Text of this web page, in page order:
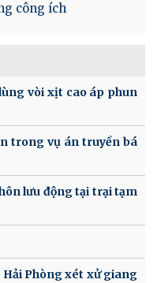
công ích
vòi xịt cao áp phun
trong vụ án truyền bá
lưu động tại trại tạm
Hải Phòng xét xử giang